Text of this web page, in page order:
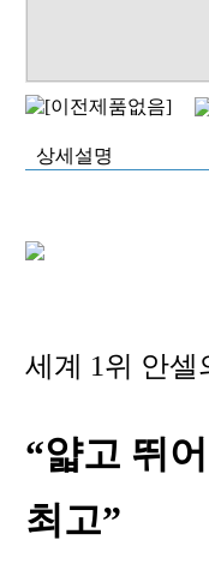
상세설명
세계 1위 안셀
“얇고 뛰
최고”